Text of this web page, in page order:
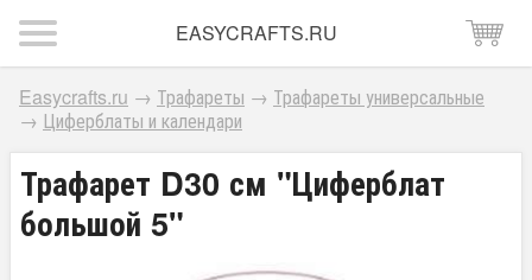
EASYCRAFTS.RU
Easycrafts.ru → Трафареты → Трафареты универсальные
→ Циферблаты и календари
Трафарет D30 см "Циферблат
большой 5"